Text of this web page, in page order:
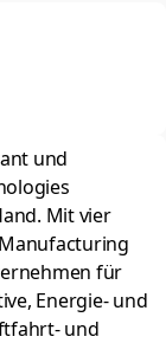
und
Mit vier
für
Energie- und
und